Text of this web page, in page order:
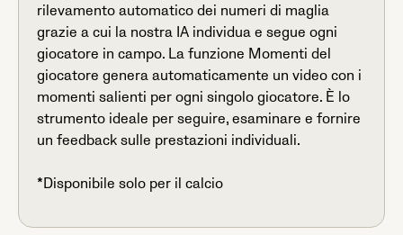
rilevamento automatico dei numeri di maglia
grazie a cui la nostra IA individua e segue ogni
giocatore in campo. La funzione Momenti del
giocatore genera automaticamente un video con i
momenti salienti per ogni singolo giocatore. È lo
strumento ideale per seguire, esaminare e fornire
un feedback sulle prestazioni individuali.
*Disponibile solo per il calcio